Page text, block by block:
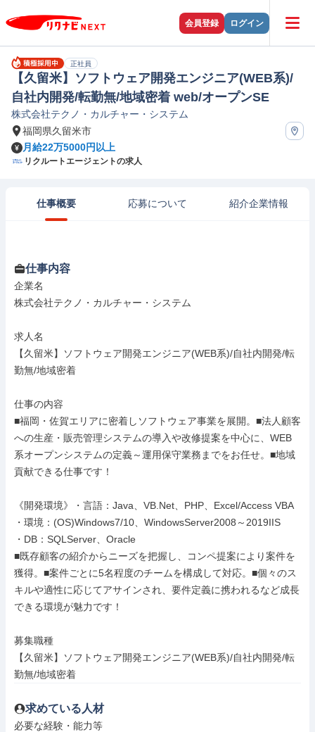
会員登録 ログイン
正社員
【久留米】ソフトウェア開発エンジニア(WEB系)/
自社内開発/転勤無/地域密着 web/オープンSE
株式会社テクノ・カルチャー・システム
福岡県久留米市
月給22万5000円以上
リクルートエージェントの求人
仕事概要 応募について 紹介企業情報
仕事内容
企業名
株式会社テクノ・カルチャー・システム
求人名
【久留米】ソフトウェア開発エンジニア(WEB系)/自社内開発/転
勤無/地域密着
仕事の内容
■福岡・佐賀エリアに密着しソフトウェア事業を展開。■法人顧客
への生産・販売管理システムの導入や改修提案を中心に、WEB
系オープンシステムの定義～運用保守業務までをお任せ。■地域
貢献できる仕事です！
《開発環境》・言語：Java、VB.Net、PHP、Excel/Access VBA
・環境：(OS)Windows7/10、WindowsServer2008～2019IIS
・DB：SQLServer、Oracle
■既存顧客の紹介からニーズを把握し、コンペ提案により案件を
獲得。■案件ごとに5名程度のチームを構成して対応。■個々のス
キルや適性に応じてアサインされ、要件定義に携われるなど成長
できる環境が魅力です！
募集職種
【久留米】ソフトウェア開発エンジニア(WEB系)/自社内開発/転
勤無/地域密着
求めている人材
必要な経験・能力等